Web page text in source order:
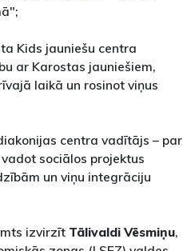
Kids jauniešu centra
ar Karostas jauniešiem,
laikā un rosinot viņus
centra vadītājs – par
sociālos projektus
un viņu integrāciju
izvirzīt Tālivaldi Vēsmiņu,